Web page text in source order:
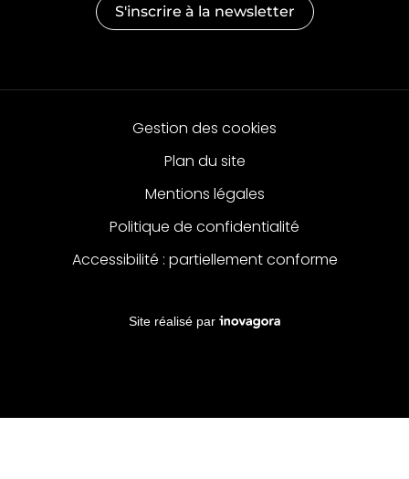
S'inscrire à la newsletter
Gestion des cookies
Plan du site
Mentions légales
Politique de confidentialité
Accessibilité : partiellement conforme
Site réalisé parInovagora (ouverture dans un